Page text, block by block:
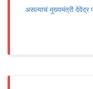
असल्याचं मुख्यमंत्री देवेंद्र